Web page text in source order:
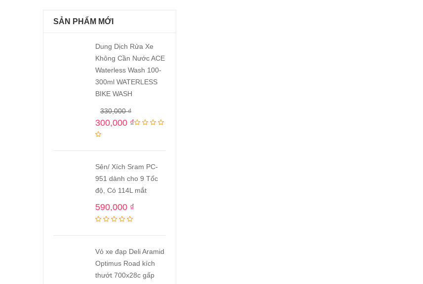
SẢN PHẨM MỚI
Dung Dịch Rửa Xe
Không Cần Nước ACE
Waterless Wash 100-
300ml WATERLESS
BIKE WASH
330,000₫
300,000 ₫
Sên/ Xích Sram PC-
951 dành cho 9 Tốc
độ, Có 114L mắt
590,000 ₫
Vỏ xe đạp Deli Aramid
Optimus Road kích
thướt 700x28c gấp